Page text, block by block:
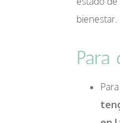
bienestar.
Para